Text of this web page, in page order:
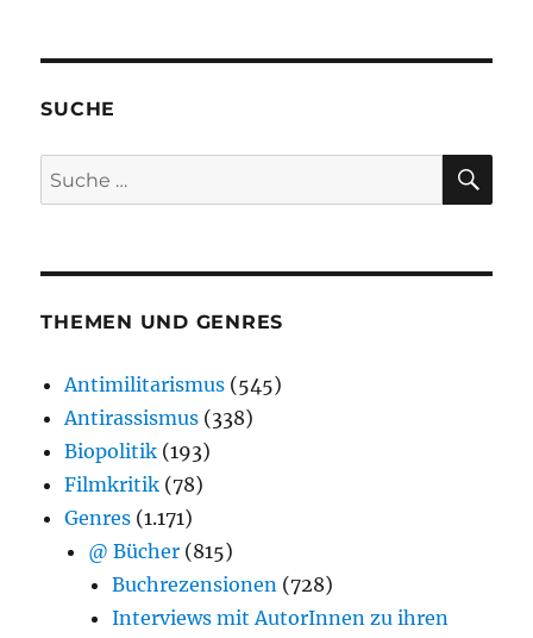
SUCHE
Suche
nach:
THEMEN UND GENRES
Antimilitarismus (545)
Antirassismus (338)
Biopolitik (193)
Filmkritik (78)
Genres (1.171)
@ Bücher (815)
Buchrezensionen (728)
Interviews mit AutorInnen zu ihren